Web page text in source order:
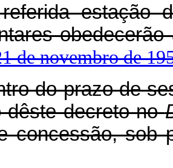
estação
de novembro de
do prazo de
dêste decreto no
concessão, sob